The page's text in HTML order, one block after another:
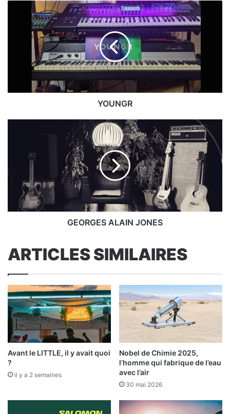
YOUNGR
YOUNGR
GEORGES ALAIN JONES
ARTICLES SIMILAIRES
Avant le LITTLE, il y avait quoi
?
il y a 2 semaines
Nobel de Chimie 2025,
l’homme qui fabrique de l’eau
avec l’air
30 mai 2026